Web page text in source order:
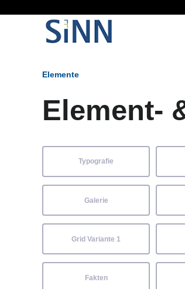
Elemente
Element-
Typografie
Galerie
Grid Variante 1
Fakten